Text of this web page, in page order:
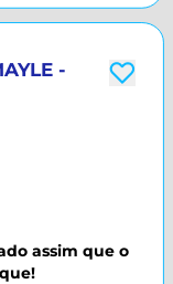
-
assim que o